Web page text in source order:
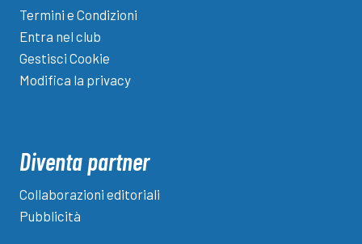
Termini e Condizioni
Entra nel club
Gestisci Cookie
Modifica la privacy
Diventa partner
Collaborazioni editoriali
Pubblicità